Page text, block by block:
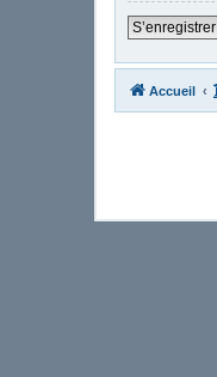
S’enregistrer
Accueil